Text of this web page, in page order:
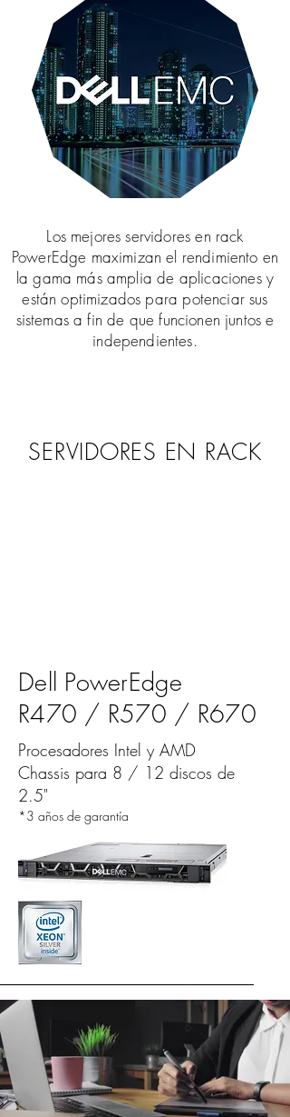
Los mejores servidores en rack
PowerEdge maximizan el rendimiento en
la gama más amplia de aplicaciones y
están optimizados para potenciar sus
sistemas a fin de que funcionen juntos e
independientes.
SERVIDORES EN RACK
Dell PowerEdge
R470 / R570 / R670
Procesadores Intel y AMD
​Chassis para 8 / 12 discos de
2.5"
*3 años de garantía